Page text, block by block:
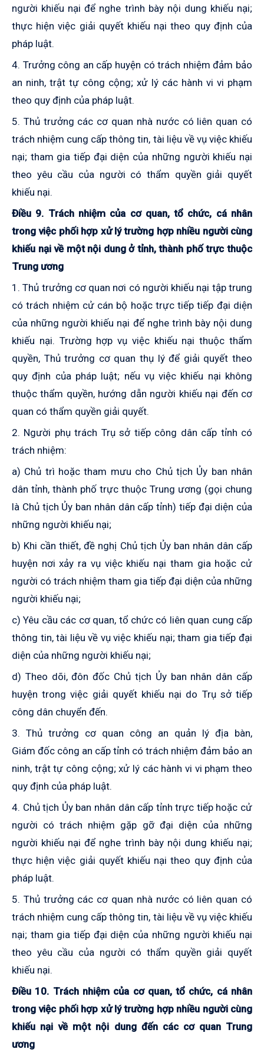
người khiếu nại để nghe trình bày nội dung khiếu nại;
thực hiện việc giải quyết khiếu nại theo quy định của
pháp luật.
4. Trưởng công an cấp huyện có trách nhiệm đảm bảo
an ninh, trật tự công cộng; xử lý các hành vi vi phạm
theo quy định của pháp luật.
5. Thủ trưởng các cơ quan nhà nước có liên quan có
trách nhiệm cung cấp thông tin, tài liệu về vụ việc khiếu
nại; tham gia tiếp đại diện của những người khiếu nại
theo yêu cầu của người có thẩm quyền giải quyết
khiếu nại.
Điều 9. Trách nhiệm của cơ quan, tổ chức, cá nhân
trong việc phối hợp xử lý trường hợp nhiều người cùng
khiếu nại về một nội dung ở tỉnh, thành phố trực thuộc
Trung ương
1. Thủ trưởng cơ quan nơi có người khiếu nại tập trung
có trách nhiệm cử cán bộ hoặc trực tiếp tiếp đại diện
của những người khiếu nại để nghe trình bày nội dung
khiếu nại. Trường hợp vụ việc khiếu nại thuộc thẩm
quyền, Thủ trưởng cơ quan thụ lý để giải quyết theo
quy định của pháp luật; nếu vụ việc khiếu nại không
thuộc thẩm quyền, hướng dẫn người khiếu nại đến cơ
quan có thẩm quyền giải quyết.
2. Người phụ trách Trụ sở tiếp công dân cấp tỉnh có
trách nhiệm:
a) Chủ trì hoặc tham mưu cho Chủ tịch Ủy ban nhân
dân tỉnh, thành phố trực thuộc Trung ương (gọi chung
là Chủ tịch Ủy ban nhân dân cấp tỉnh) tiếp đại diện của
những người khiếu nại;
b) Khi cần thiết, đề nghị Chủ tịch Ủy ban nhân dân cấp
huyện nơi xảy ra vụ việc khiếu nại tham gia hoặc cử
người có trách nhiệm tham gia tiếp đại diện của những
người khiếu nại;
c) Yêu cầu các cơ quan, tổ chức có liên quan cung cấp
thông tin, tài liệu về vụ việc khiếu nại; tham gia tiếp đại
diện của những người khiếu nại;
d) Theo dõi, đôn đốc Chủ tịch Ủy ban nhân dân cấp
huyện trong việc giải quyết khiếu nại do Trụ sở tiếp
công dân chuyển đến.
3. Thủ trưởng cơ quan công an quản lý địa bàn,
Giám đốc công an cấp tỉnh có trách nhiệm đảm bảo an
ninh, trật tự công cộng; xử lý các hành vi vi phạm theo
quy định của pháp luật.
4. Chủ tịch Ủy ban nhân dân cấp tỉnh trực tiếp hoặc cử
người có trách nhiệm gặp gỡ đại diện của những
người khiếu nại để nghe trình bày nội dung khiếu nại;
thực hiện việc giải quyết khiếu nại theo quy định của
pháp luật.
5. Thủ trưởng các cơ quan nhà nước có liên quan có
trách nhiệm cung cấp thông tin, tài liệu về vụ việc khiếu
nại; tham gia tiếp đại diện của những người khiếu nại
theo yêu cầu của người có thẩm quyền giải quyết
khiếu nại.
Điều 10. Trách nhiệm của cơ quan, tổ chức, cá nhân
trong việc phối hợp xử lý trường hợp nhiều người cùng
khiếu nại về một nội dung đến các cơ quan Trung
ương